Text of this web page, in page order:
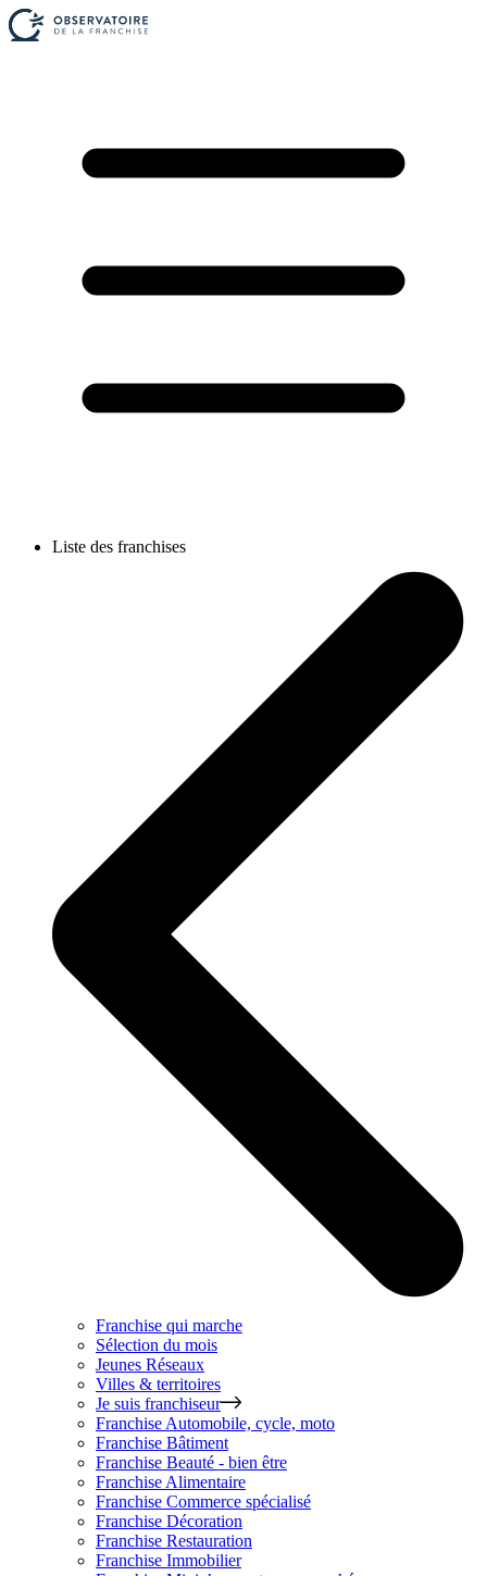
Liste des franchises
Franchise qui marche
Sélection du mois
Jeunes Réseaux
Villes & territoires
Je suis franchiseur
Franchise Automobile, cycle, moto
Franchise Bâtiment
Franchise Beauté - bien être
Franchise Alimentaire
Franchise Commerce spécialisé
Franchise Décoration
Franchise Restauration
Franchise Immobilier